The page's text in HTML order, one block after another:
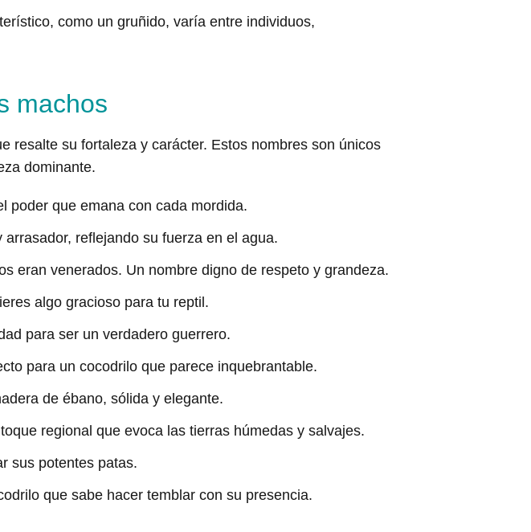
como un gruñido, varía entre individuos,
machos
resalte su fortaleza y carácter. Estos nombres son únicos
dominante.
poder que emana con cada mordida.
reflejando su fuerza en el agua.
eran venerados. Un nombre digno de respeto y grandeza.
algo gracioso para tu reptil.
para ser un verdadero guerrero.
para un cocodrilo que parece inquebrantable.
de ébano, sólida y elegante.
regional que evoca las tierras húmedas y salvajes.
sus potentes patas.
que sabe hacer temblar con su presencia.